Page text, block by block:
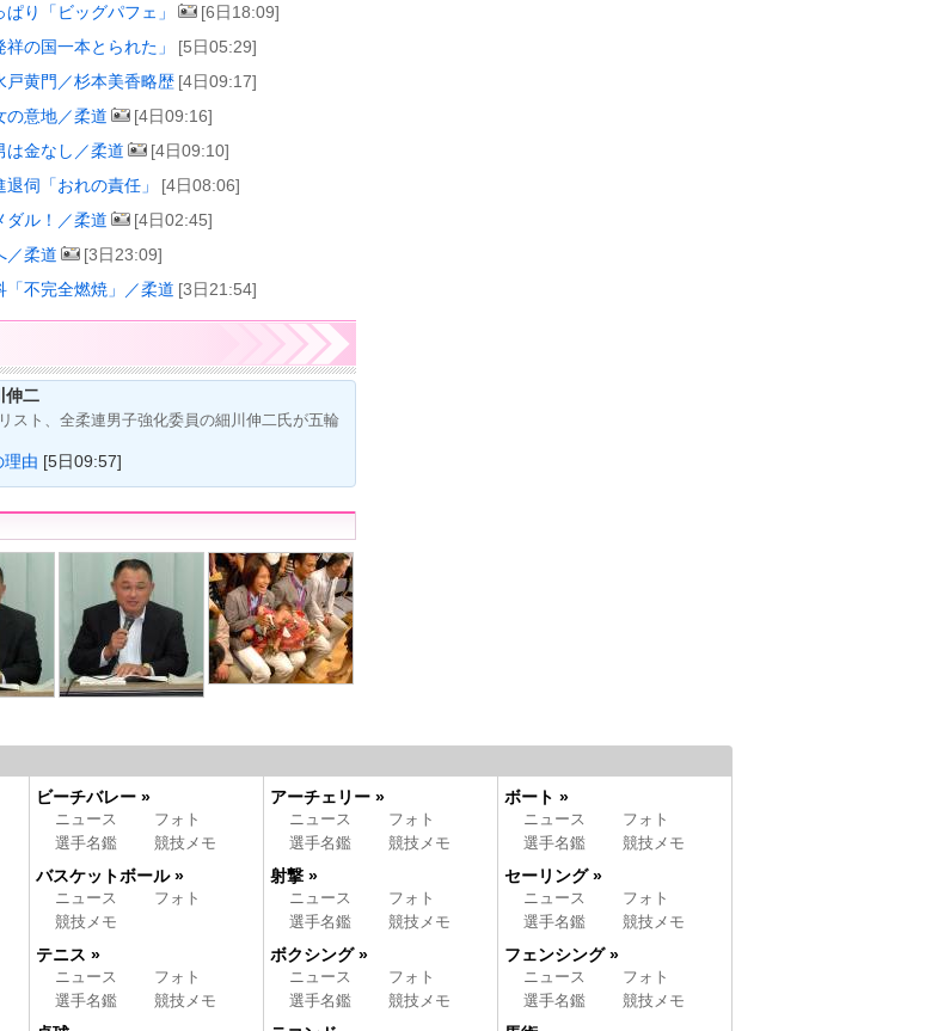
り「ビッグパフェ」 [6日18:09]
の国一本とられた」 [5日05:29]
戸黄門／杉本美香略歴 [4日09:17]
の意地／柔道 [4日09:16]
は金なし／柔道 [4日09:10]
伺「おれの責任」 [4日08:06]
ダル！／柔道 [4日02:45]
／柔道 [3日23:09]
「不完全燃焼」／柔道 [3日21:54]
伸二
スト、全柔連男子強化委員の細川伸二氏が五輪
理由 [5日09:57]
ビーチバレー »
ニュース
フォト
選手名鑑
競技メモ
バスケットボール »
ニュース
フォト
競技メモ
テニス »
ニュース
フォト
選手名鑑
競技メモ
アーチェリー »
ニュース
フォト
選手名鑑
競技メモ
射撃 »
ニュース
フォト
選手名鑑
競技メモ
ボクシング »
ニュース
フォト
選手名鑑
競技メモ
ボート »
ニュース
フォト
選手名鑑
競技メモ
セーリング »
ニュース
フォト
選手名鑑
競技メモ
フェンシング »
ニュース
フォト
選手名鑑
競技メモ